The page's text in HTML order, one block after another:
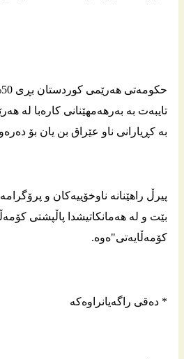
بە کڕیارانی ناو عێراق بن یان بۆ
پیرڵ راهێنانە ناوخۆییەکان و
بێت و لە هەمانکاتیشدا پاڵپشتی
کۆمەڵایەتی"ەوە.
* ده‌قی راگه‌یانراوه‌كه‌